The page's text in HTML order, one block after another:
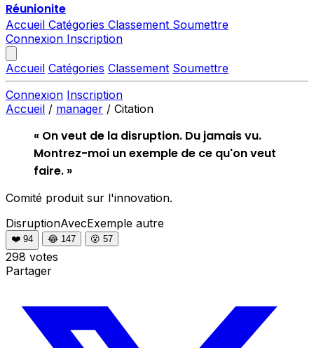
Réunionite
Accueil Catégories Classement Soumettre
Connexion Inscription
Accueil Catégories Classement Soumettre
Connexion Inscription
Accueil / manager / Citation
« On veut de la disruption. Du jamais vu.
Montrez-moi un exemple de ce qu'on veut
faire. »
Comité produit sur l'innovation.
DisruptionAvecExemple autre
❤️ 94 😂 147 😮 57
298 votes
Partager